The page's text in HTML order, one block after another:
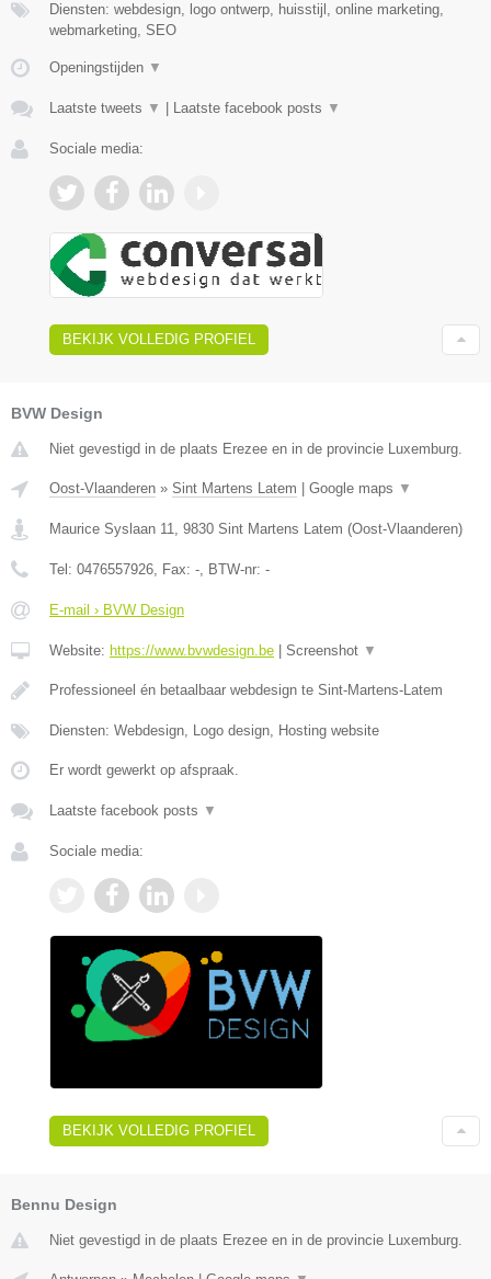
Diensten: webdesign, logo ontwerp, huisstijl, online marketing,
webmarketing, SEO
Openingstijden ▼
Laatste tweets ▼ Laatste facebook posts ▼
Sociale media:
BEKIJK VOLLEDIG PROFIEL
BVW Design
Niet gevestigd in de plaats Erezee en in de provincie Luxemburg.
Oost-Vlaanderen » Sint Martens Latem Google maps ▼
Maurice Syslaan 11 9830 Sint Martens Latem (Oost-Vlaanderen)
Tel: 0476557926 , Fax: - , BTW-nr: -
E-mail › BVW Design
Website: https://www.bvwdesign.be Screenshot ▼
Professioneel én betaalbaar webdesign te Sint-Martens-Latem
Diensten: Webdesign, Logo design, Hosting website
Er wordt gewerkt op afspraak.
Laatste facebook posts ▼
Sociale media:
BEKIJK VOLLEDIG PROFIEL
Bennu Design
Niet gevestigd in de plaats Erezee en in de provincie Luxemburg.